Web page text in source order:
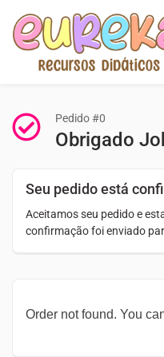
Pedido #0
Obrigado
Seu pedido está
Aceitamos seu pedido e
confirmação foi enviado
Order not found. You